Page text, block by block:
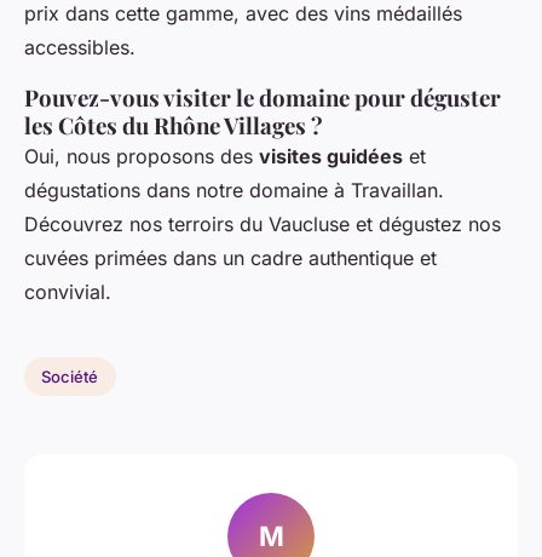
prix dans cette gamme, avec des vins médaillés
accessibles.
Pouvez-vous visiter le domaine pour déguster
les Côtes du Rhône Villages ?
Oui, nous proposons des visites guidées et
dégustations dans notre domaine à Travaillan.
Découvrez nos terroirs du Vaucluse et dégustez nos
cuvées primées dans un cadre authentique et
convivial.
Société
M